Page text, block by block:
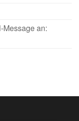
Message an: